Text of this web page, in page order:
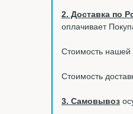
2. Доставка по
оплачивает
Стоимость нашей
Стоимость
3. Самовывоз